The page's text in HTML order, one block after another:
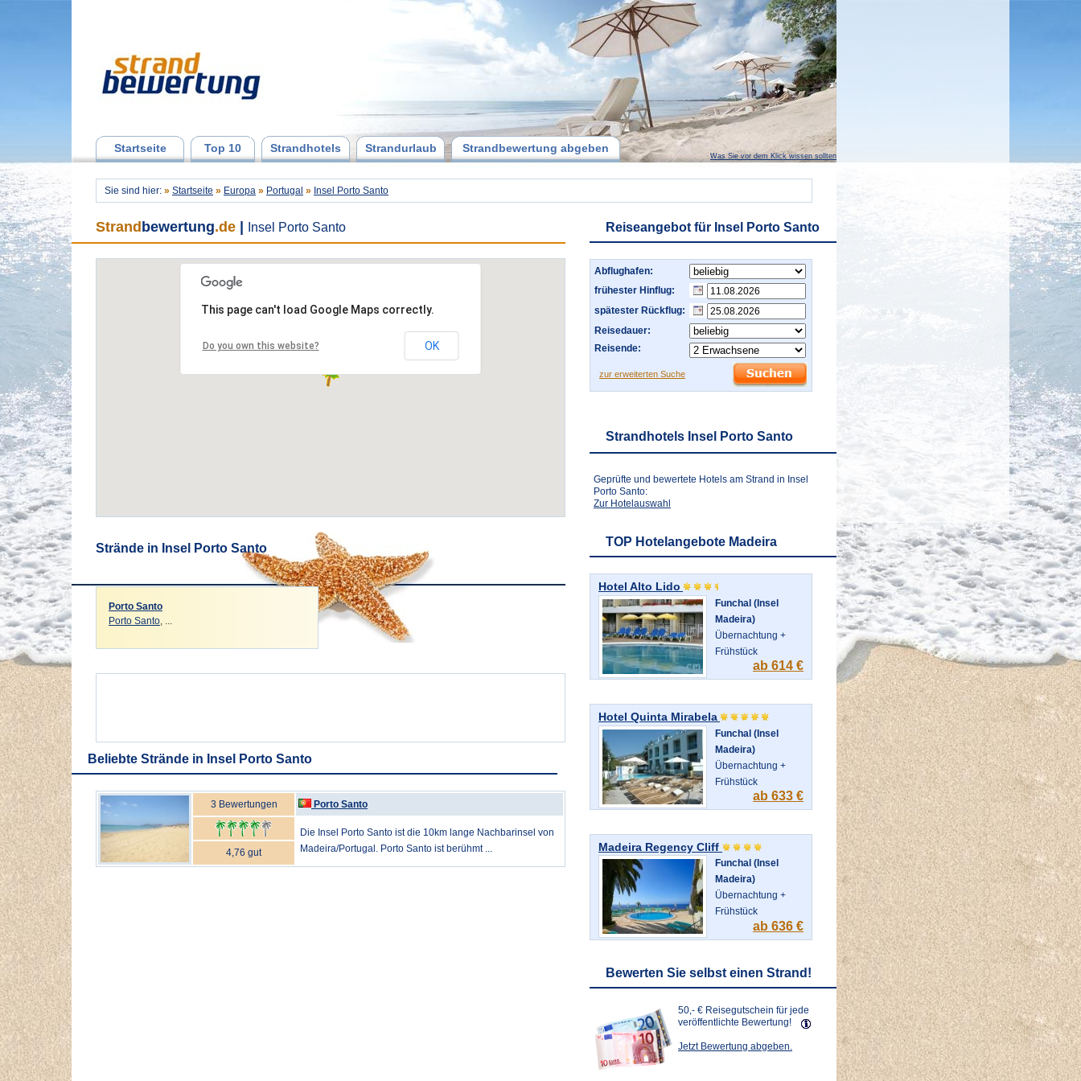
Startseite Top 10 Strandhotels Strandurlaub Strandbewertung abgeben
Was Sie vor dem Klick wissen sollten
Sie sind hier: » Startseite » Europa » Portugal » Insel Porto Santo
Strand bewertung.de Insel Porto Santo
This page can't load Google Maps correctly.
Do you own this website? OK
Strände in Insel Porto Santo
Porto Santo
Porto Santo, ...
Beliebte Strände in Insel Porto Santo
3 Bewertungen Porto Santo
Die Insel Porto Santo ist die 10km lange Nachbarinsel von
Madeira/Portugal. Porto Santo ist berühmt ...
4,76 gut
Reiseangebot für Insel Porto Santo
Abflughafen:
frühester Hinflug:
spätester Rückflug:
Reisedauer:
Reisende:
zur erweiterten Suche
Strandhotels Insel Porto Santo
Geprüfte und bewertete Hotels am Strand in Insel
Porto Santo:
Zur Hotelauswahl
TOP Hotelangebote Madeira
Hotel Alto Lido
Funchal (Insel
Madeira)
Übernachtung +
Frühstück
ab 614 €
Hotel Quinta Mirabela
Funchal (Insel
Madeira)
Übernachtung +
Frühstück
ab 633 €
Madeira Regency Cliff
Funchal (Insel
Madeira)
Übernachtung +
Frühstück
ab 636 €
Bewerten Sie selbst einen Strand!
50,- € Reisegutschein für jede
veröffentlichte Bewertung!
Jetzt Bewertung abgeben.